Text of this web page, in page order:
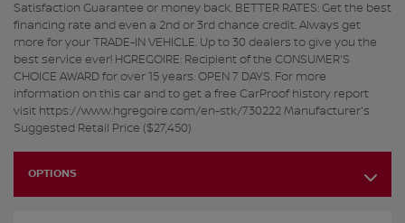
Satisfaction Guarantee or money back. BETTER RATES: Get the best
financing rate and even a 2nd or 3rd chance credit. Always get
more for your TRADE-IN VEHICLE. Up to 30 dealers to give you the
best service ever! HGREGOIRE: Recipient of the CONSUMER'S
CHOICE AWARD for over 15 years. OPEN 7 DAYS. For more
information on this car and to get a free CarProof history report
visit https://www.hgregoire.com/en-stk/730222 Manufacturer's
Suggested Retail Price ($27,450)
OPTIONS